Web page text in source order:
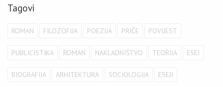
Tagovi
ROMAN FILOZOFIJA POEZIJA PRIČE POVIJEST
PUBLICISTIKA ROMAN NAKLADNIŠTVO TEORIJA ESEJ
BIOGRAFIJA ARHITEKTURA SOCIOLOGIJA ESEJI